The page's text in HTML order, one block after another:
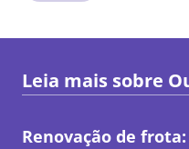
Leia mais sobre
Renovação de